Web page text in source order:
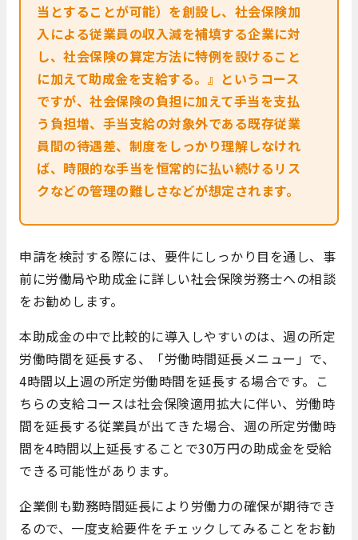
当とすることが可能）を創設し、社会保険加
入による従業員の収入減を補填する企業に対
し、社会保険の算定方法に特例を設けること
に加えて助成金を支給する。』というコース
ですが、社会保険の負担に加えて手当を支払
う負担増、手当支給の対象外である既存従業
員間の待遇差、制度をしっかり理解しなけれ
ば、時限的な手当を恒常的に払い続けるリス
クなどの管理の難しさなどが想定されます。
申請を検討する際には、要件にしっかり目を通し、事
前に労働局や助成金に詳しい社会保険労務士への相談
をお勧めします。
本助成金の中で比較的に導入しやすいのは、週の所定
労働時間を延長する、「労働時間延長メニュー」で、
4時間以上週の所定労働時間を延長する場合です。こ
ちらの支給コースは社会保険適用拡大に伴い、労働時
間を延長する従業員が出てきた場合、週の所定労働時
間を4時間以上延長することで30万円の助成金を受給
できる可能性があります。
企業側も勤務時間延長により労働力の確保が期待でき
るので、一度支給要件をチェックしてみることをお勧